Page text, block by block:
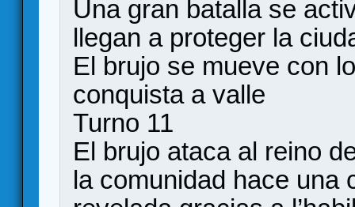
Una gran batalla se
llegan a proteger la
El brujo se mueve con
conquista a valle
Turno 11
El brujo ataca al reino
la comunidad hace una